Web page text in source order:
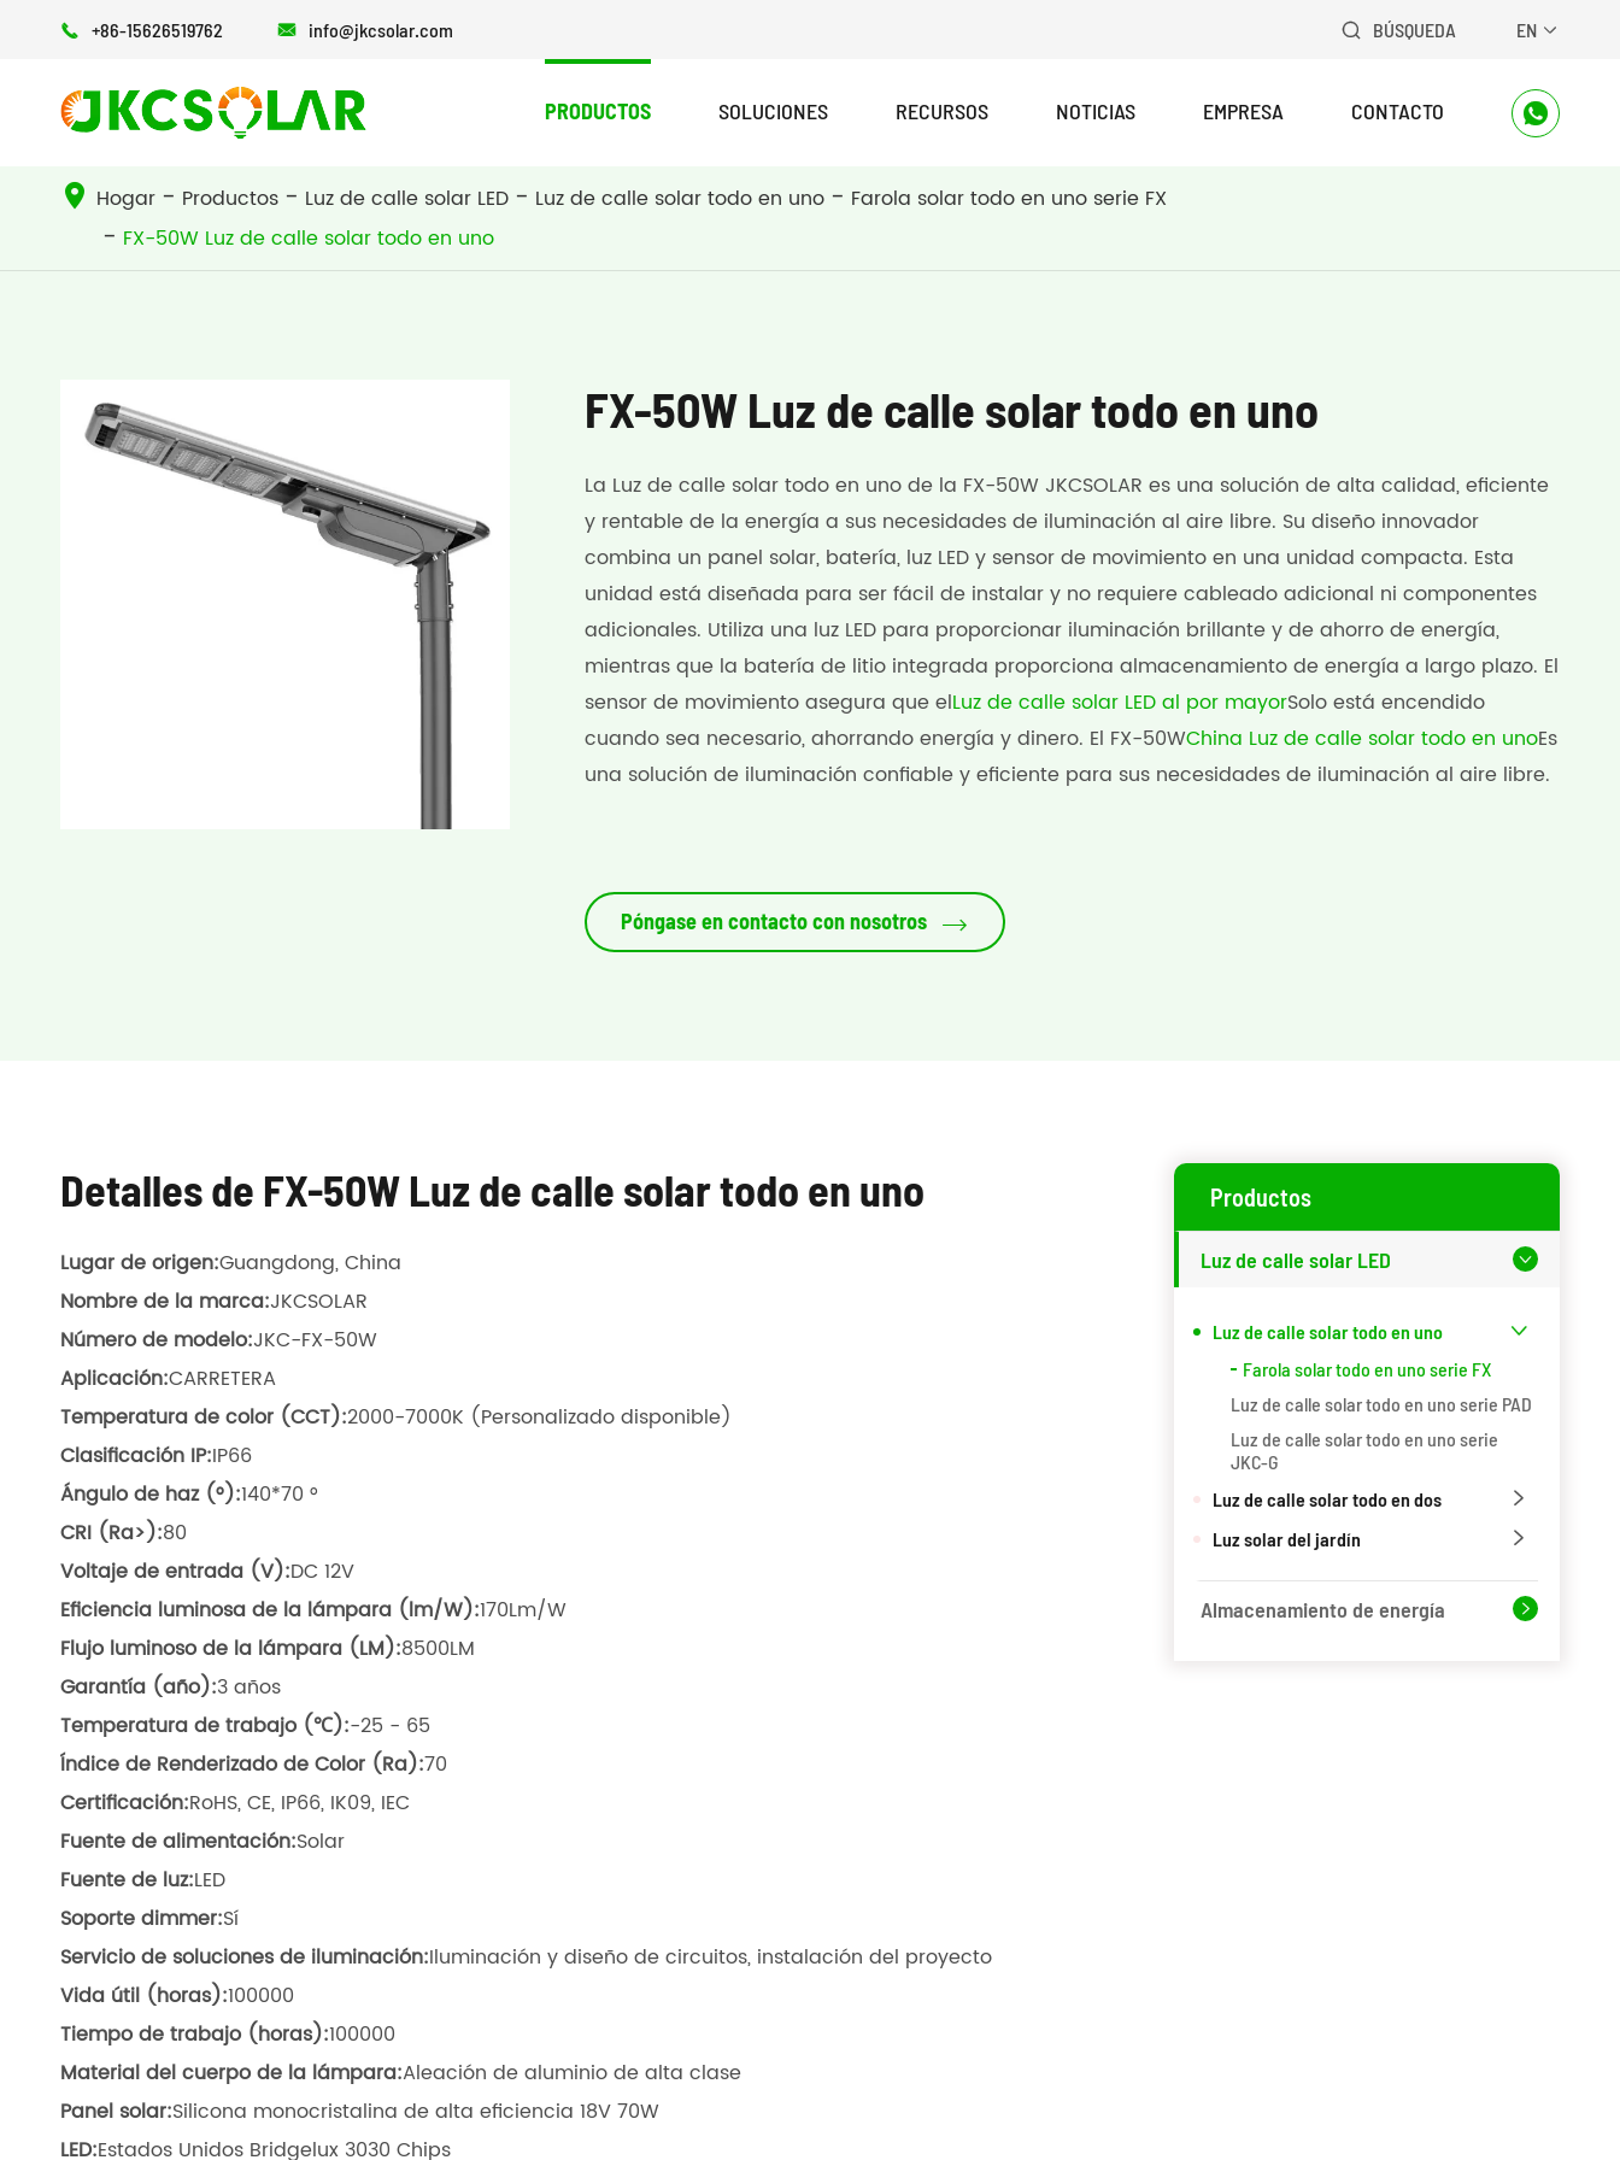
 +86-15626519762  info@jkcsolar.com  BÚSQUEDA EN 
PRODUCTOS SOLUCIONES RECURSOS NOTICIAS EMPRESA CONTACTO 
Hogar Productos Luz de calle solar LED Luz de calle solar todo en uno
Farola solar todo en uno serie FX
FX-50W Luz de calle solar todo en uno
FX-50W Luz de calle solar todo en uno
La Luz de calle solar todo en uno de la FX-50W JKCSOLAR es una solución de alta calidad, eficiente
y rentable de la energía a sus necesidades de iluminación al aire libre. Su diseño innovador
combina un panel solar, batería, luz LED y sensor de movimiento en una unidad compacta. Esta
unidad está diseñada para ser fácil de instalar y no requiere cableado adicional ni componentes
adicionales. Utiliza una luz LED para proporcionar iluminación brillante y de ahorro de energía,
mientras que la batería de litio integrada proporciona almacenamiento de energía a largo plazo. El
sensor de movimiento asegura que elLuz de calle solar LED al por mayorSolo está encendido
cuando sea necesario, ahorrando energía y dinero. El FX-50WChina Luz de calle solar todo en unoEs
una solución de iluminación confiable y eficiente para sus necesidades de iluminación al aire libre.
Póngase en contacto con nosotros 
Detalles de FX-50W Luz de calle solar todo en uno
Lugar de origen:Guangdong, China
Nombre de la marca:JKCSOLAR
Número de modelo:JKC-FX-50W
Aplicación:CARRETERA
Temperatura de color (CCT):2000-7000K (Personalizado disponible)
Clasificación IP:IP66
Ángulo de haz (°):140*70 °
CRI (Ra>):80
Voltaje de entrada (V):DC 12V
Eficiencia luminosa de la lámpara (lm/W):170Lm/W
Flujo luminoso de la lámpara (LM):8500LM
Garantía (año):3 años
Temperatura de trabajo (℃):-25 - 65
Índice de Renderizado de Color (Ra):70
Certificación:RoHS, CE, IP66, IK09, IEC
Fuente de alimentación:Solar
Fuente de luz:LED
Soporte dimmer:Sí
Servicio de soluciones de iluminación:Iluminación y diseño de circuitos, instalación del proyecto
Vida útil (horas):100000
Tiempo de trabajo (horas):100000
Material del cuerpo de la lámpara:Aleación de aluminio de alta clase
Panel solar:Silicona monocristalina de alta eficiencia 18V 70W
LED:Estados Unidos Bridgelux 3030 Chips
Productos
Luz de calle solar LED 
Luz de calle solar todo en uno 
Farola solar todo en uno serie FX
Luz de calle solar todo en uno serie PAD
Luz de calle solar todo en uno serie
JKC-G
Luz de calle solar todo en dos

Luz solar del jardín 
Almacenamiento de energía 